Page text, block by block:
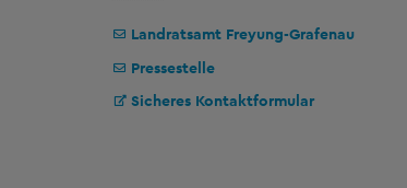
Landratsamt Freyung-Grafenau
Pressestelle
Sicheres Kontaktformular